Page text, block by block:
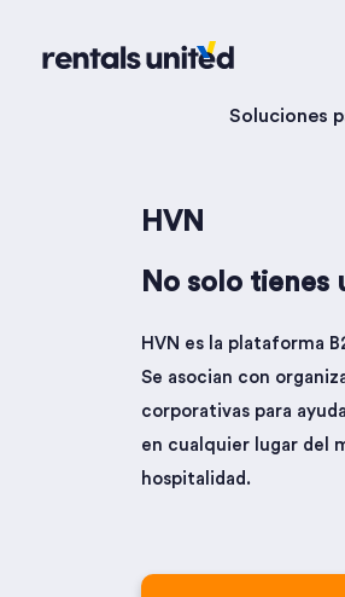
Soluciones
HVN
No solo
HVN es la plataforma
Se asocian con
corporativas para
en cualquier lugar del
hospitalidad.